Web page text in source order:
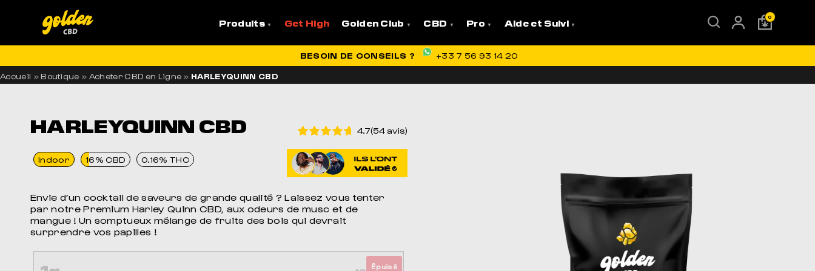
Produits Get High Golden Club CBD Pro Aide et Suivi
0
LIVRAISON OFFERTE EN FRANCE
BESOIN DE CONSEILS ? +33 7 56 93 14 20
Accueil »Boutique » Acheter CBD en Ligne » HARLEYQUINN CBD
HARLEYQUINN CBD 4.7(54 avis)
Indoor 16% CBD 0.16% THC
Envie d’un cocktail de saveurs de grande qualité ? Laissez vous tenter
par notre Premium Harley Quinn CBD, aux odeurs de musc et de
mangue ! Un somptueux mélange de fruits des bois qui devrait
surprendre vos papilles !
Épuisé